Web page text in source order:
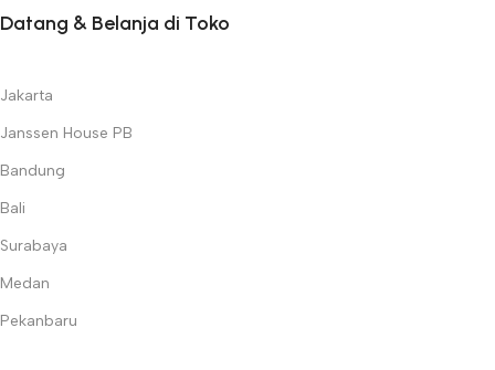
Datang & Belanja di Toko
Jakarta
Janssen House PB
Bandung
Bali
Surabaya
Medan
Pekanbaru